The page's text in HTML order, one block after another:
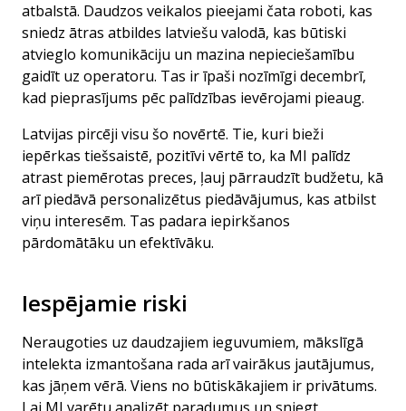
atbalstā. Daudzos veikalos pieejami čata roboti, kas
sniedz ātras atbildes latviešu valodā, kas būtiski
atvieglo komunikāciju un mazina nepieciešamību
gaidīt uz operatoru. Tas ir īpaši nozīmīgi decembrī,
kad pieprasījums pēc palīdzības ievērojami pieaug.
Latvijas pircēji visu šo novērtē. Tie, kuri bieži
iepērkas tiešsaistē, pozitīvi vērtē to, ka MI palīdz
atrast piemērotas preces, ļauj pārraudzīt budžetu, kā
arī piedāvā personalizētus piedāvājumus, kas atbilst
viņu interesēm. Tas padara iepirkšanos
pārdomātāku un efektīvāku.
Iespējamie riski
Neraugoties uz daudzajiem ieguvumiem, mākslīgā
intelekta izmantošana rada arī vairākus jautājumus,
kas jāņem vērā. Viens no būtiskākajiem ir privātums.